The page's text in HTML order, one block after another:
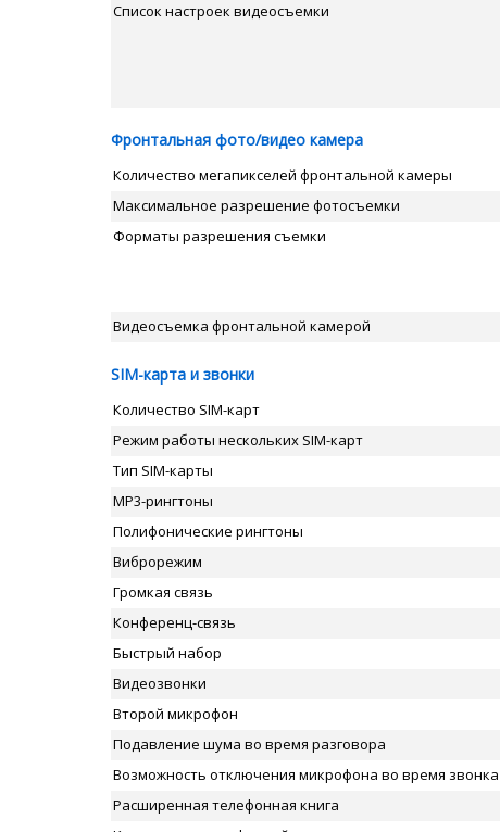
Список настроек видеосъемки
Фронтальная фото/видео камера
Количество мегапикселей фронтальной камеры
Максимальное разрешение фотосъемки
Форматы разрешения съемки
Видеосъемка фронтальной камерой
SIM-карта и звонки
Количество SIM-карт
Режим работы нескольких SIM-карт
Тип SIM-карты
MP3-рингтоны
Полифонические рингтоны
Виброрежим
Громкая связь
Конференц-связь
Быстрый набор
Видеозвонки
Второй микрофон
Подавление шума во время разговора
Возможность отключения микрофона во время звонка
Расширенная телефонная книга